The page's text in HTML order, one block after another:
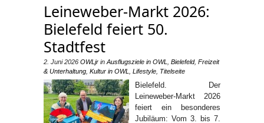
Leineweber-Markt 2026:
Bielefeld feiert 50.
Stadtfest
2. Juni 2026 OWLjr in Ausflugsziele in OWL Bielefeld, Freizeit
& Unterhaltung Kultur in OWL Lifestyle Titelseite
Bielefeld. Der
Leineweber-Markt 2026
feiert ein besonderes
Jubiläum: Vom 3. bis 7.